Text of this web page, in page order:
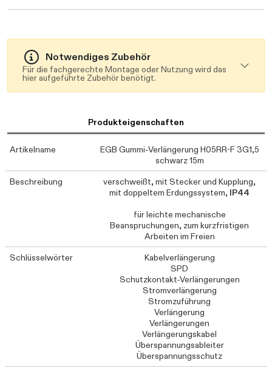
Notwendiges Zubehör
Für die fachgerechte Montage oder Nutzung wird das
hier aufgeführte Zubehör benötigt.
Produkteigenschaften
Artikelname
EGB Gummi-Verlängerung H05RR-F 3G1,5
schwarz 15m
Beschreibung
verschweißt, mit Stecker und Kupplung,
mit doppeltem Erdungssystem, IP44
für leichte mechanische
Beanspruchungen, zum kurzfristigen
Arbeiten im Freien
Schlüsselwörter
Kabelverlängerung
SPD
Schutzkontakt-Verlängerungen
Stromverlängerung
Stromzuführung
Verlängerung
Verlängerungen
Verlängerungskabel
Überspannungsableiter
Überspannungsschutz